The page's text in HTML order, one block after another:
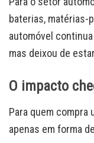
baterias, matérias-
automóvel
mas deixou de
O impacto
Para quem compra
apenas em forma